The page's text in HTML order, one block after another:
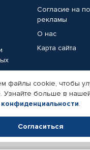
Согласие на
рекламы
О нас
Карта сайта
Реквизиты
файлы cookie, чтобы
Узнайте больше в
конфиденциальности.
Согласиться